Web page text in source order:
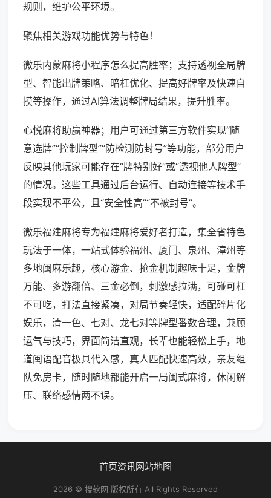
规则，维护公平环境。
聚焦相关游戏功能优势与特色！
微乐内蒙麻将小程序怎么提高胜率；支持透视全局牌
型、智能出牌策略、暗杠优化、提高好牌率及快速自
摸等操作，通过AI算法调整牌局结果，提升胜率。
心悦麻将助赢神器；用户可通过第三方软件实现“随
意选牌”“控制牌型”“防检测防封号”等功能，部分用户
反映其他玩家可能存在“牌特别好”或“透视他人牌型”
的情况。这些工具通过后台运行、自动连接等技术手
段实现不平公，且“安全性高”“不被封号”。
微乐福建麻将专为福建麻将爱好者打造，集全省特色
玩法于一体，一站式体验福州、厦门、泉州、漳州等
多地闽麻乐趣，核心游金、抢金机制趣味十足，金牌
万能、多游翻倍、三金必倒，刺激感拉满，可碰可杠
不可吃，打法直接紧凑，对局节奏轻快，适配碎片化
娱乐，清一色、七对、龙七对等牌型番数合理，兼顾
运气与技巧，界面简洁直观，长辈也能轻松上手，地
道闽语配音极具代入感，真人匹配快速高效，亲友组
队免房卡，随时随地都能开启一局闽式麻将，休闲解
压、联络感情两不误。
首页资讯网站地图
2026 © 搜软网 版权所有 All Rights Reserved